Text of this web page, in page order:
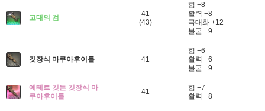
고대의 검
41
(43)
힘 +8
활력 +8
극대화 +12
불굴 +9
깃장식 마쿠아후이틀 41
힘 +6
활력 +6
불굴 +9
에테르 깃든 깃장식 마
쿠아후이틀
41
힘 +7
활력 +8